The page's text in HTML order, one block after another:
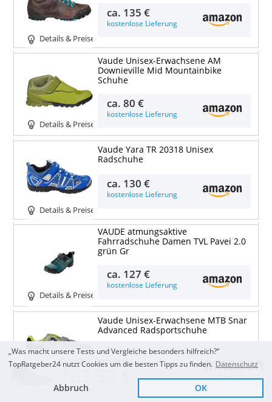
Zum Top Angebot
KOSTENLOSE LIEFERUNG Sofort Lieferbar
Details & Preise
ca. 135 €
kostenlose Lieferung
Details & Preise
Vaude Unisex-Erwachsene AM
Downieville Mid Mountainbike
Schuhe
ca.80 €
kostenlose Lieferung
Details & Preise
Vaude Yara TR 20318 Unisex
Radschuhe
ca. 130 €
kostenlose Lieferung
Details & Preise
VAUDE atmungsaktive
Fahrradschuhe Damen TVL Pavei 2.0
grün Gr
ca. 127 €
kostenlose Lieferung
Vaude Unisex-Erwachsene MTB Snar
Advanced Radsportschuhe
ca.154 €
kostenlose Lieferung
„Was macht unsere Tests und Vergleiche besonders hilfreich?“
TopRatgeber24 nutzt Cookies um die besten Tipps zu finden. Datenschutz
Abbruch OK